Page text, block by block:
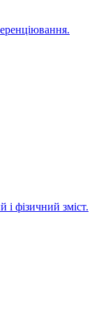
і фізичний зміст.